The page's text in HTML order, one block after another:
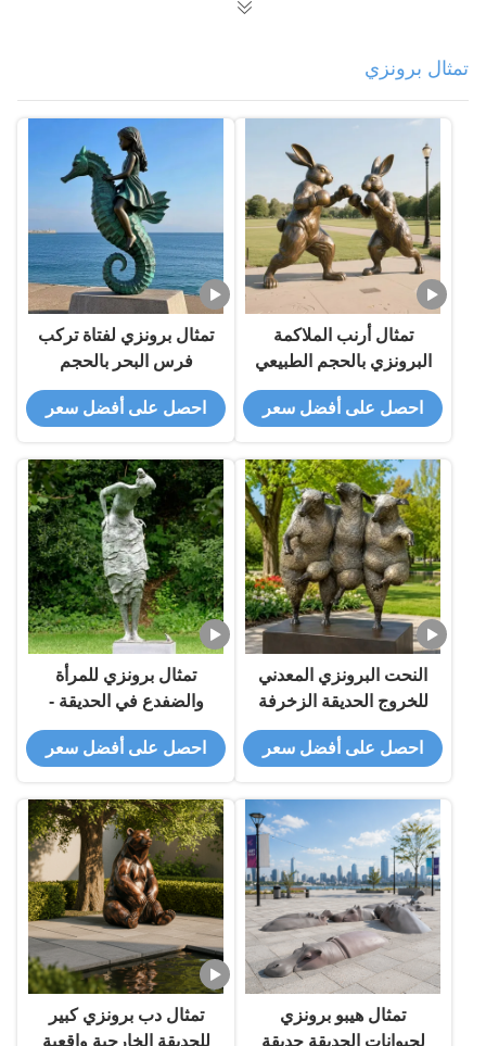
تمثال برونزي
تمثال أرنب الملاكمة
البرونزي بالحجم الطبيعي
احصل على أفضل سعر
تمثال برونزي لفتاة تركب
فرس البحر بالحجم
الطبيعي
احصل على أفضل سعر
النحت البرونزي المعدني
للخروج الحديقة الزخرفة
احصل على أفضل سعر
تمثال برونزي للمرأة
والضفدع في الحديقة -
تمثال بطينة بحجم طبيعي
احصل على أفضل سعر
تمثال هيبو برونزي
لحيوانات الحديقة حديقة
تمثال دب برونزي كبير
للحديقة الخارجية واقعية